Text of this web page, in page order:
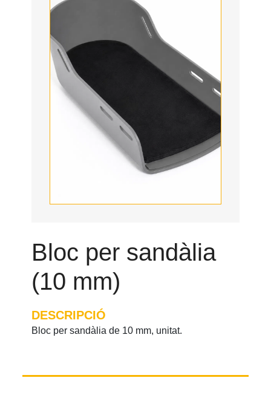
Bloc per sandàlia
(10 mm)
DESCRIPCIÓ
Bloc per sandàlia de 10 mm, unitat.